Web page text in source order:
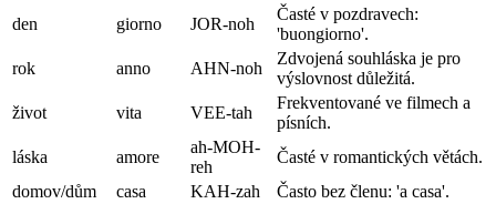
den
giorno JOR-noh
Časté v pozdravech:
'buongiorno'.
rok
anno AHN-noh
Zdvojená souhláska je pro
výslovnost důležitá.
život
vita VEE-tah
Frekventované ve filmech a
písních.
láska
amore
ah-MOH-
reh
Časté v romantických větách.
domov/dům
casa KAH-zah
Často bez členu: 'a casa'.